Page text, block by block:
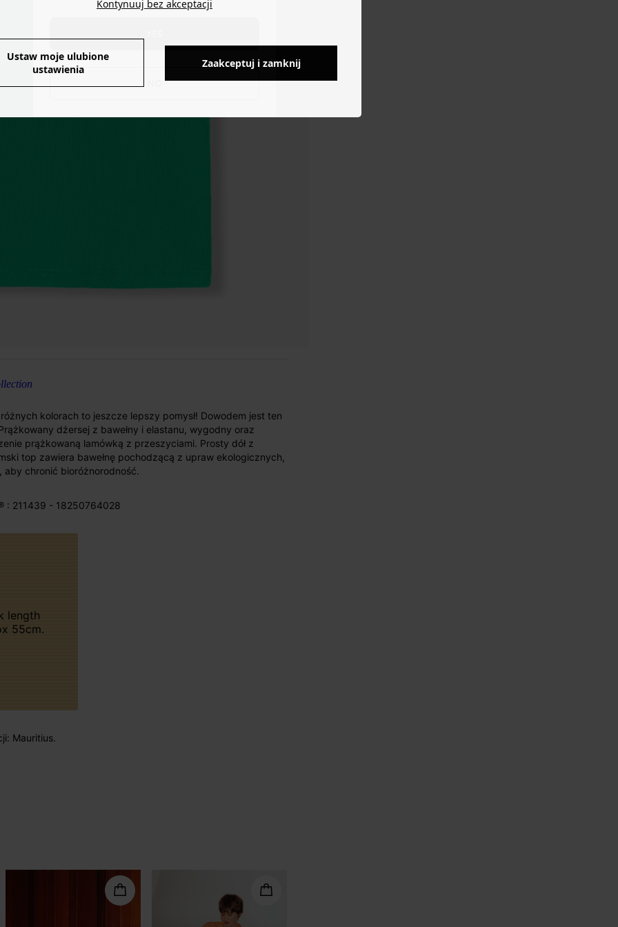
kolorach to jeszcze lepszy pomysł! Dowodem jest ten
dżersej z bawełny i elastanu, wygodny oraz
prążkowaną lamówką z przeszyciami. Prosty dół z
top zawiera bawełnę pochodzącą z upraw ekologicznych,
chronić bioróżnorodność.
: 211439 - 18250764028
55cm.
Mauritius.
Kontynuuj bez akceptacji
Ustaw moje ulubione
ustawienia
Zaakceptuj i zamknij